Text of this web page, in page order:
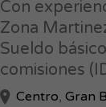
Con
Zona
Sueldo
comisiones
Centro,Gran